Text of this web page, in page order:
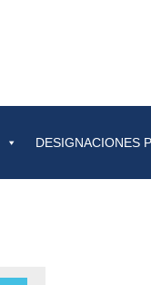
DESIGNACIONES